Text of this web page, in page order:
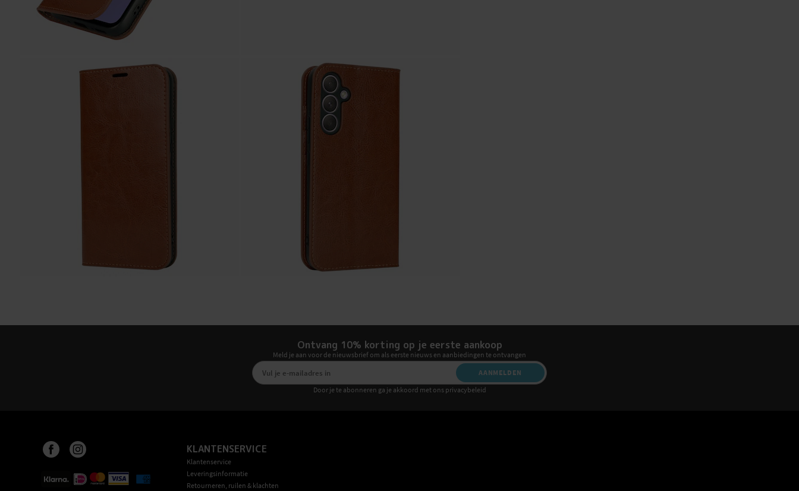
Ontvang 10% korting op je eerste aankoop
Meld je aan voor de nieuwsbrief om als eerste nieuws en aanbiedingen te ontvangen
AANMELDEN
Door je te abonneren ga je akkoord met ons privacybeleid
KLANTENSERVICE
Klantenservice
Leveringsinformatie
Retourneren, ruilen & klachten